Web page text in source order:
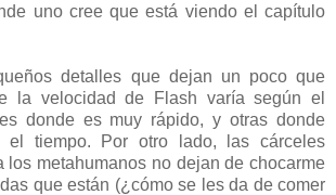
uno cree que está viendo el capítulo
detalles que dejan un poco que
la velocidad de Flash varía según el
donde es muy rápido, y otras donde
el tiempo. Por otro lado, las cárceles
los metahumanos no dejan de chocarme
que están (¿cómo se les da de comer